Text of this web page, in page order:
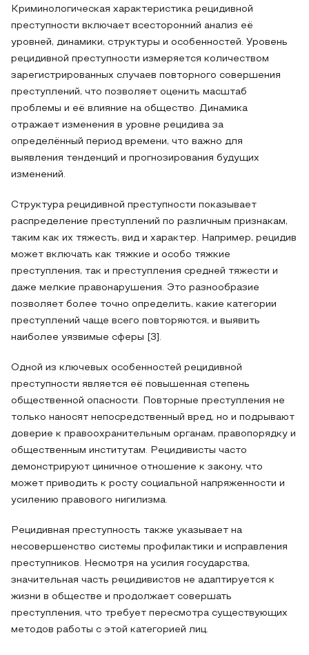
Криминологическая характеристика рецидивной
преступности включает всесторонний анализ её
уровней, динамики, структуры и особенностей. Уровень
рецидивной преступности измеряется количеством
зарегистрированных случаев повторного совершения
преступлений, что позволяет оценить масштаб
проблемы и её влияние на общество. Динамика
отражает изменения в уровне рецидива за
определённый период времени, что важно для
выявления тенденций и прогнозирования будущих
изменений.
Структура рецидивной преступности показывает
распределение преступлений по различным признакам,
таким как их тяжесть, вид и характер. Например, рецидив
может включать как тяжкие и особо тяжкие
преступления, так и преступления средней тяжести и
даже мелкие правонарушения. Это разнообразие
позволяет более точно определить, какие категории
преступлений чаще всего повторяются, и выявить
наиболее уязвимые сферы [3].
Одной из ключевых особенностей рецидивной
преступности является её повышенная степень
общественной опасности. Повторные преступления не
только наносят непосредственный вред, но и подрывают
доверие к правоохранительным органам, правопорядку и
общественным институтам. Рецидивисты часто
демонстрируют циничное отношение к закону, что
может приводить к росту социальной напряженности и
усилению правового нигилизма.
Рецидивная преступность также указывает на
несовершенство системы профилактики и исправления
преступников. Несмотря на усилия государства,
значительная часть рецидивистов не адаптируется к
жизни в обществе и продолжает совершать
преступления, что требует пересмотра существующих
методов работы с этой категорией лиц.